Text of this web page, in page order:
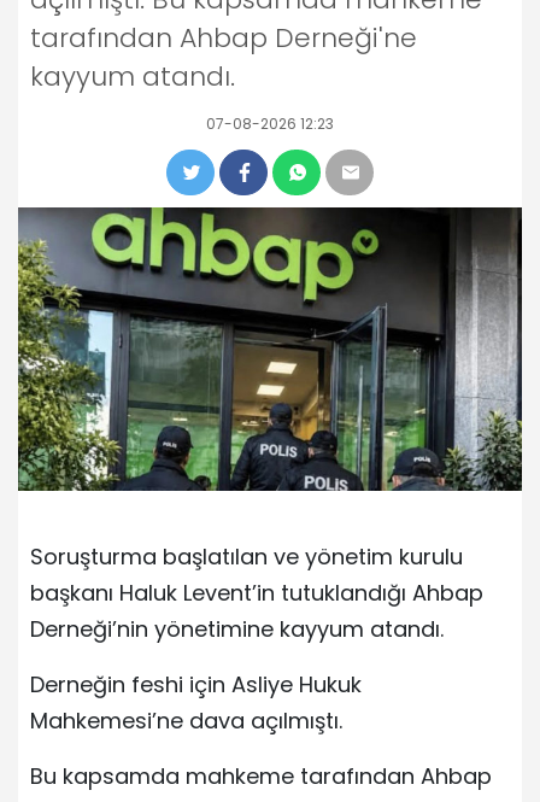
tarafından Ahbap Derneği'ne
kayyum atandı.
07-08-2026 12:23
Soruşturma başlatılan ve yönetim kurulu
başkanı Haluk Levent’in tutuklandığı Ahbap
Derneği’nin yönetimine kayyum atandı.
Derneğin feshi için Asliye Hukuk
Mahkemesi’ne dava açılmıştı.
Bu kapsamda mahkeme tarafından Ahbap